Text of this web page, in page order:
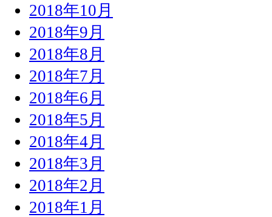
2018年10月
2018年9月
2018年8月
2018年7月
2018年6月
2018年5月
2018年4月
2018年3月
2018年2月
2018年1月